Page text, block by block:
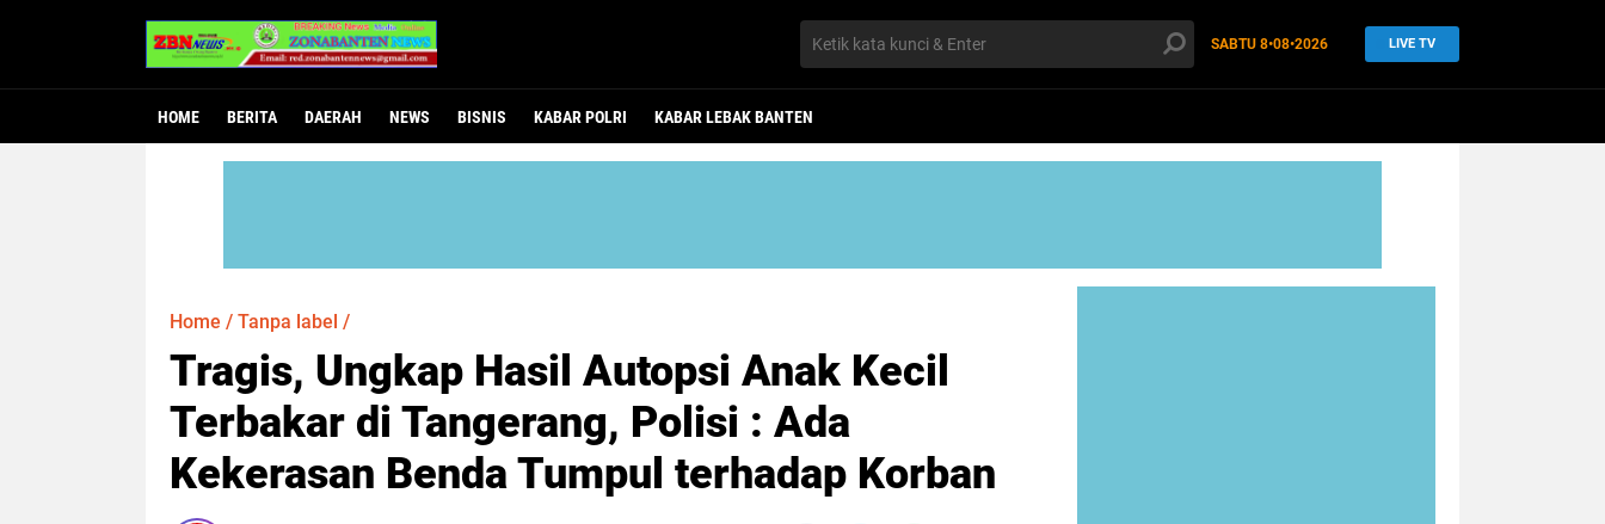
SABTU 8•08•2026 LIVE TV
HOME BERITA DAERAH NEWS BISNIS KABAR POLRI KABAR LEBAK BANTEN
Home / Tanpa label /
Tragis, Ungkap Hasil Autopsi Anak Kecil
Terbakar di Tangerang, Polisi : Ada
Kekerasan Benda Tumpul terhadap Korban